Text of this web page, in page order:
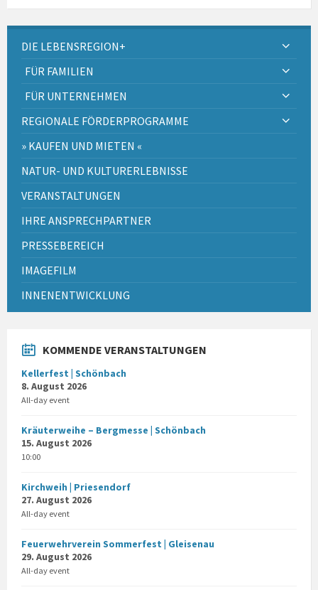
DIE LEBENSREGION+
FÜR FAMILIEN
FÜR UNTERNEHMEN
REGIONALE FÖRDERPROGRAMME
» KAUFEN UND MIETEN «
NATUR- UND KULTURERLEBNISSE
VERANSTALTUNGEN
IHRE ANSPRECHPARTNER
PRESSEBEREICH
IMAGEFILM
INNENENTWICKLUNG
KOMMENDE VERANSTALTUNGEN
Kellerfest | Schönbach
8. August 2026
All-day event
Kräuterweihe – Bergmesse | Schönbach
15. August 2026
10:00
Kirchweih | Priesendorf
27. August 2026
All-day event
Feuerwehrverein Sommerfest | Gleisenau
29. August 2026
All-day event